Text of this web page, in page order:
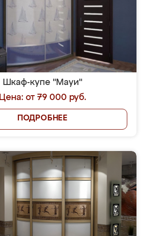
Шкаф-купе "Мауи"
Цена: от 79 000 руб.
ПОДРОБНЕЕ